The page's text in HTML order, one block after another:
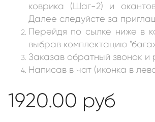
коврика (Шаг-2) и
Далее следуйсте за
Перейдя по сылке ниже в
выбрав комплектацию
Заказав обратный звонок и
Написав в чат (иконка в
1920.00 руб